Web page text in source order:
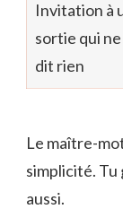
Invitation à
sortie qui
dit rien
Le maître-
simplicité.
aussi.